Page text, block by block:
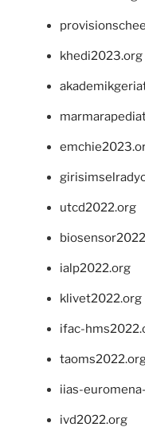
khedi2023.org
utcd2022.org
ialp2022.org
klivet2022.org
ifac-
iias-
ivd2022.org